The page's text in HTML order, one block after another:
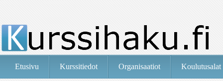
Etusivu Kurssitiedot Organisaatiot Koulutusalat